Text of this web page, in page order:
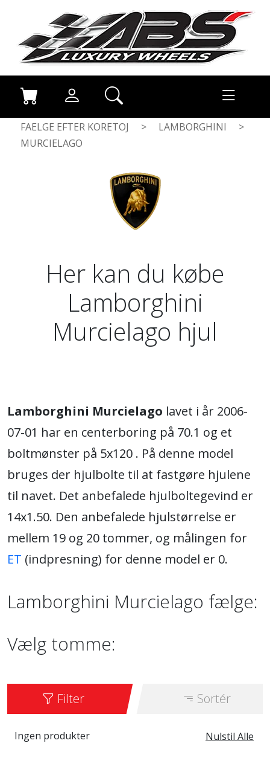
FAELGE EFTER KORETOJ > LAMBORGHINI
>
MURCIELAGO
Her kan du købe
Lamborghini
Murcielago hjul
Lamborghini Murcielago lavet i år 2006-
07-01 har en centerboring på 70.1 og et
boltmønster på 5x120 . På denne model
bruges der hjulbolte til at fastgøre hjulene
til navet. Det anbefalede hjulboltegevind er
14x1.50. Den anbefalede hjulstørrelse er
mellem 19 og 20 tommer, og målingen for
ET (indpresning) for denne model er 0.
Lamborghini Murcielago fælge:
Vælg tomme:
Filter Sortér
Nulstil Alle
Ingen produkter